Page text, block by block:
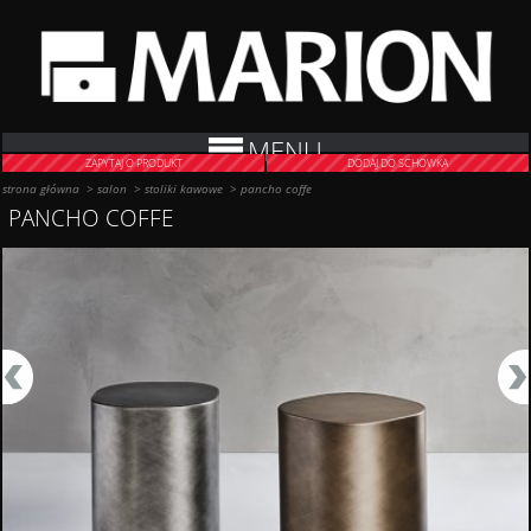
MENU
ZAPYTAJ O PRODUKT DODAJ DO SCHOWKA
strona główna >salon >stoliki kawowe >pancho coffe
PANCHO COFFE